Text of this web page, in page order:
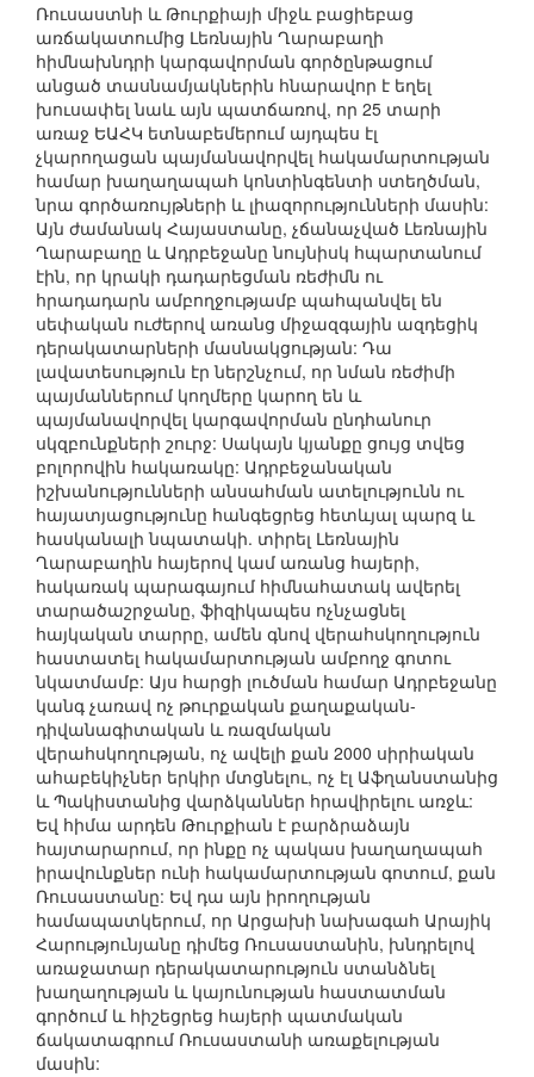
Ռուսաստնի և Թուրքիայի միջև բացիեբաց
առճակատումից Լեռնային Ղարաբաղի
հիմնախնդրի կարգավորման գործընթացում
անցած տասնամյակներին հնարավոր է եղել
խուսափել նաև այն պատճառով, որ 25 տարի
առաջ ԵԱՀԿ ետնաբեմերում այդպես էլ
չկարողացան պայմանավորվել հակամարտության
համար խաղաղապահ կոնտինգենտի ստեղծման,
նրա գործառույթների և լիազորությունների մասին:
Այն ժամանակ Հայաստանը, չճանաչված Լեռնային
Ղարաբաղը և Ադրբեջանը նույնիսկ հպարտանում
էին, որ կրակի դադարեցման ռեժիմն ու
հրադադարն ամբողջությամբ պահպանվել են
սեփական ուժերով առանց միջազգային ազդեցիկ
դերակատարների մասնակցության: Դա
լավատեսություն էր ներշնչում, որ նման ռեժիմի
պայմաններում կողմերը կարող են և
պայմանավորվել կարգավորման ընդհանուր
սկզբունքների շուրջ: Սակայն կյանքը ցույց տվեց
բոլորովին հակառակը: Ադրբեջանական
իշխանությունների անսահման ատելությունն ու
հայատյացությունը հանգեցրեց հետևյալ պարզ և
հասկանալի նպատակի. տիրել Լեռնային
Ղարաբաղին հայերով կամ առանց հայերի,
հակառակ պարագայում հիմնահատակ ավերել
տարածաշրջանը, ֆիզիկապես ոչնչացնել
հայկական տարրը, ամեն գնով վերահսկողություն
հաստատել հակամարտության ամբողջ գոտու
նկատմամբ: Այս հարցի լուծման համար Ադրբեջանը
կանգ չառավ ոչ թուրքական քաղաքական-
դիվանագիտական և ռազմական
վերահսկողության, ոչ ավելի քան 2000 սիրիական
ահաբեկիչներ երկիր մտցնելու, ոչ էլ Աֆղանստանից
և Պակիստանից վարձկաններ հրավիրելու առջև:
Եվ հիմա արդեն Թուրքիան է բարձրաձայն
հայտարարում, որ ինքը ոչ պակաս խաղաղապահ
իրավունքներ ունի հակամարտության գոտում, քան
Ռուսաստանը: Եվ դա այն իրողության
համապատկերում, որ Արցախի նախագահ Արայիկ
Հարությունյանը դիմեց Ռուսաստանին, խնդրելով
առաջատար դերակատարություն ստանձնել
խաղաղության և կայունության հաստատման
գործում և հիշեցրեց հայերի պատմական
ճակատագրում Ռուսաստանի առաքելության
մասին: